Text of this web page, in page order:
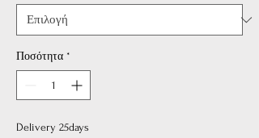
Ποσότητα *
Delivery 25days